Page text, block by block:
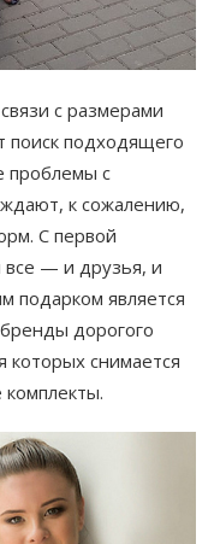
с размерами
подходящего
проблемы с
к сожалению,
С первой
все — и друзья, и
подарком является
дорогого
которых снимается